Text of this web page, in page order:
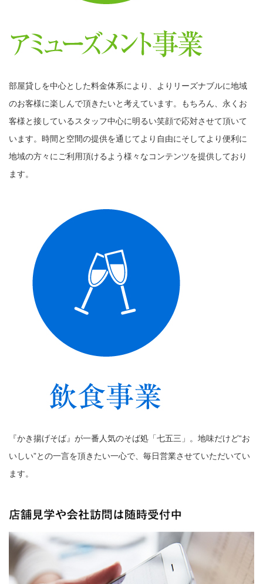
部屋貸しを中心とした料金体系により、よりリーズナブルに地域
のお客様に楽しんで頂きたいと考えています。もちろん、永くお
客様と接しているスタッフ中心に明るい笑顔で応対させて頂いて
います。時間と空間の提供を通じてより自由にそしてより便利に
地域の方々にご利用頂けるよう様々なコンテンツを提供しており
ます。
『かき揚げそば』が一番人気のそば処「七五三」。地味だけど“お
いしい”との一言を頂きたい一心で、毎日営業させていただいてい
ます。